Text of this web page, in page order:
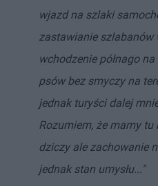
wjazd na szlaki
zastawianie szlabanów
wchodzenie półnago
psów bez smyczy na
jednak turyści dalej
Rozumiem, że mamy tu
dziczy ale zachowanie
jednak stan umysłu..."